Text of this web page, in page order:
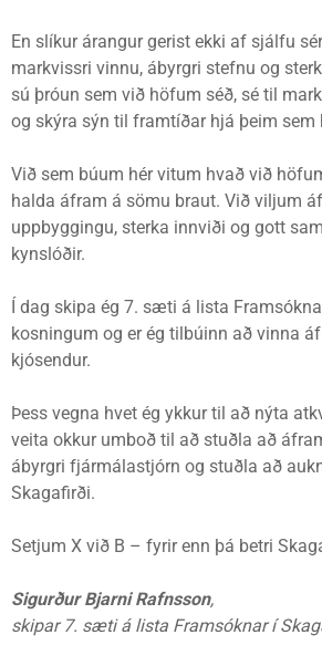
En slíkur árangur gerist ekki af sjálfu
markvissri vinnu, ábyrgri stefnu og
sú þróun sem við höfum séð, sé til
og skýra sýn til framtíðar hjá þeim sem
Við sem búum hér vitum hvað við
halda áfram á sömu braut. Við viljum
uppbyggingu, sterka innviði og gott
kynslóðir.
Í dag skipa ég 7. sæti á lista
kosningum og er ég tilbúinn að vinna
kjósendur.
Þess vegna hvet ég ykkur til að nýta
veita okkur umboð til að stuðla að
ábyrgri fjármálastjórn og stuðla að
Skagafirði.
Setjum X við B – fyrir enn þá betri
Sigurður Bjarni Rafnsson,
skipar 7. sæti á lista Framsóknar í